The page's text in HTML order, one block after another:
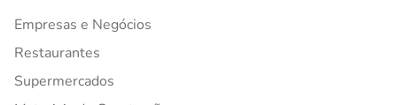
Empresas e Negócios
Restaurantes
Supermercados